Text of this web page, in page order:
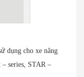
dụng cho xe nâng
series, STAR –